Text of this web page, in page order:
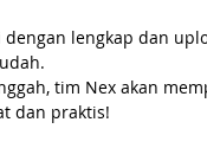
lengkap dan
tim Nex akan
dan praktis!